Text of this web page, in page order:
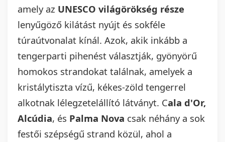
amely az UNESCO világörökség része
lenyűgöző kilátást nyújt és sokféle
túraútvonalat kínál. Azok, akik inkább a
tengerparti pihenést választják, gyönyörű
homokos strandokat találnak, amelyek a
kristálytiszta vízű, kékes-zöld tengerrel
alkotnak lélegzetelállító látványt. Cala d'Or,
Alcúdia, és Palma Nova csak néhány a sok
festői szépségű strand közül, ahol a